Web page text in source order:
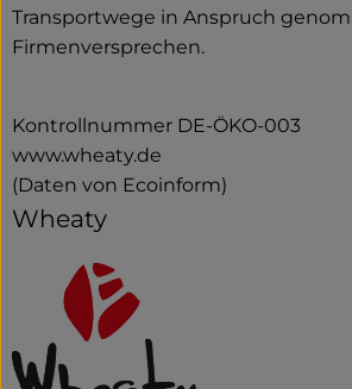
Transportwege in Anspruch
Firmenversprechen.
Kontrollnummer DE-ÖKO-003
www.wheaty.de
(Daten von Ecoinform)
Wheaty